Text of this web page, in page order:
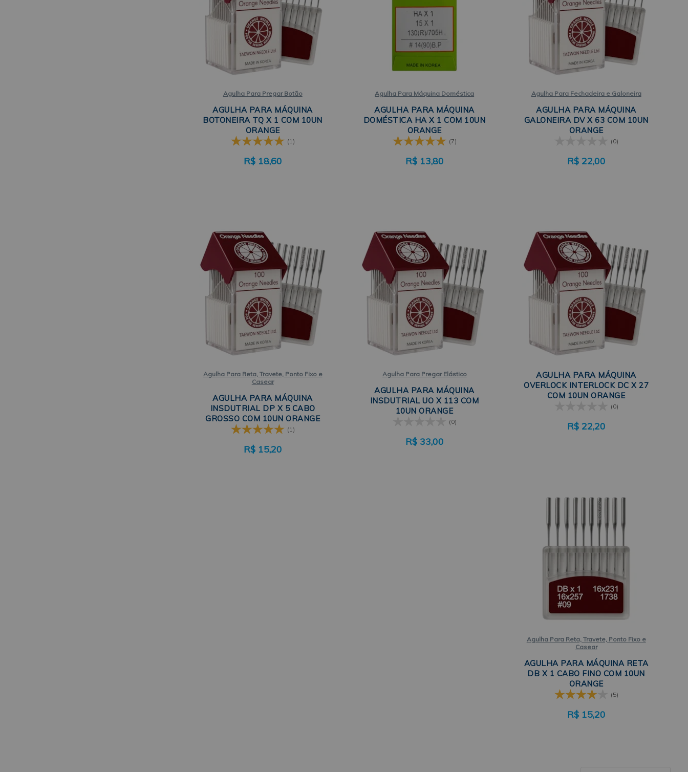
Agulha Para Pregar Botão
AGULHA PARA MÁQUINA
BOTONEIRA TQ X 1 COM 10UN
ORANGE
(1)
R$ 18,60
Agulha Para Máquina Doméstica
AGULHA PARA MÁQUINA
DOMÉSTICA HA X 1 COM 10UN
ORANGE
(7)
R$ 13,80
Agulha Para Fechadeira e Galoneira
AGULHA PARA MÁQUINA
GALONEIRA DV X 63 COM 10UN
ORANGE
(0)
R$ 22,00
Agulha Para Reta, Travete, Ponto Fixo e
Casear
AGULHA PARA MÁQUINA
INSDUTRIAL DP X 5 CABO
GROSSO COM 10UN ORANGE
(1)
R$ 15,20
Agulha Para Pregar Elástico
AGULHA PARA MÁQUINA
INSDUTRIAL UO X 113 COM
10UN ORANGE
(0)
R$ 33,00
AGULHA PARA MÁQUINA
OVERLOCK INTERLOCK DC X 27
COM 10UN ORANGE
(0)
R$ 22,20
Agulha Para Reta, Travete, Ponto Fixo e
Casear
AGULHA PARA MÁQUINA RETA
DB X 1 CABO FINO COM 10UN
ORANGE
(5)
R$ 15,20